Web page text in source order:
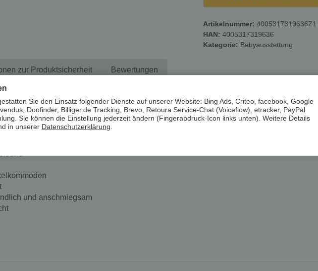
Artikelnummer: 4005317319636Z1
HAN: 4005317319636
Kategorie: Babyausstattung
zur Produktsicherheit Bewertungen
wir aufwendige Umverpackungen. Wenn immer es möglich ist, versenden wir Ihre Bestellung im
und anschmiegsam
Sie den Einsatz folgender Dienste auf unserer Website: Bing Ads, Criteo, facebook, Google
Doofinder, Billiger.de Tracking, Brevo, Retoura Service-Chat (Voiceflow), etracker, PayPal
Sie können die Einstellung jederzeit ändern (Fingerabdruck-Icon links unten). Weitere Details
in unserer Datenschutzerklärung